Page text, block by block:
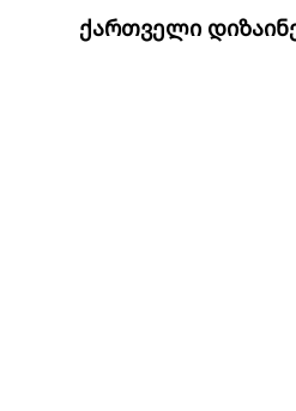
ᲥᲐᲠᲗᲕᲔᲚᲘ